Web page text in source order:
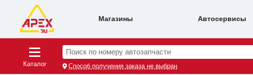
Магазины Автосервисы
Каталог
Поиск по номеру автозапчасти
Способ получения заказа не выбран